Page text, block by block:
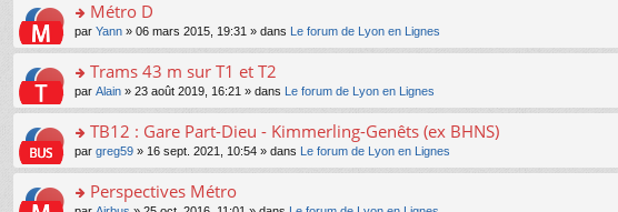
nt
s
ré
c
e
nt
le
pl
u
s
ré
c
e
nt
n
n
le
pl
u
s
ré
c
e
nt
a
g
e
n
n
le
pl
u
s
ré
m
e
s
a
g
e
n
n
le
s
ult
er
le
m
e
s
a
g
e
n
o
n
s
ult
er
le
m
e
s
a
Métro D
par Yann » 06 mars 2015, 19:31 » dans Le forum de Lyon en Lignes
o
n
s
ult
er
le
m
e
Trams 43 m sur T1 et T2
par Alain » 23 août 2019, 16:21 » dans Le forum de Lyon en Lignes
o
n
s
ult
TB12 : Gare Part-Dieu - Kimmerling-Genêts (ex BHNS)
par greg59 » 16 sept. 2021, 10:54 » dans Le forum de Lyon en Lignes
Perspectives Métro